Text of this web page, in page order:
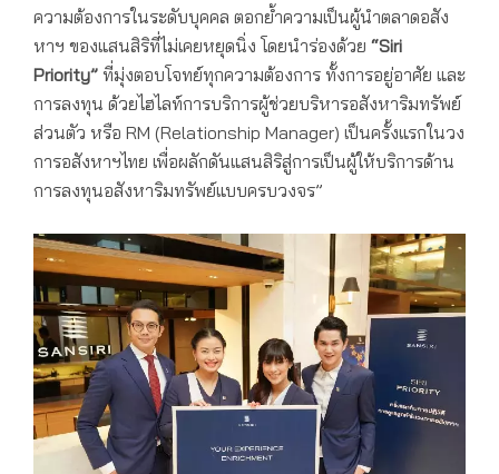
ความต้องการในระดับบุคคล ตอกย้ำความเป็นผู้นำตลาดอสัง
หาฯ ของแสนสิริที่ไม่เคยหยุดนิ่ง โดยนำร่องด้วย “Siri
Priority” ที่มุ่งตอบโจทย์ทุกความต้องการ ทั้งการอยู่อาศัย และ
การลงทุน ด้วยไฮไลท์การบริการผู้ช่วยบริหารอสังหาริมทรัพย์
ส่วนตัว หรือ RM (Relationship Manager) เป็นครั้งแรกในวง
การอสังหาฯไทย เพื่อผลักดันแสนสิริสู่การเป็นผู้ให้บริการด้าน
การลงทุนอสังหาริมทรัพย์แบบครบวงจร”